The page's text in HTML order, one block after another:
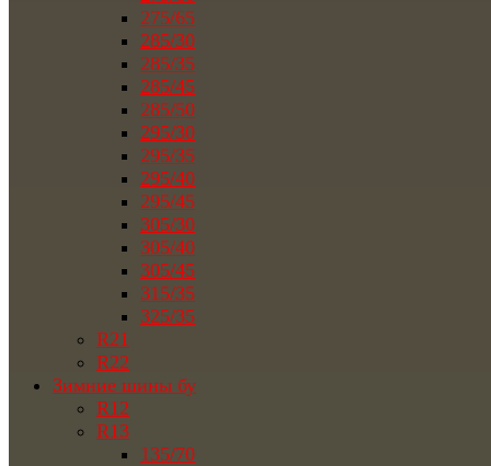
275/65
285/30
285/35
285/45
285/50
295/30
295/35
295/40
295/45
305/30
305/40
305/45
315/35
325/35
R21
R22
Зимние шины бу
R12
R13
135/70